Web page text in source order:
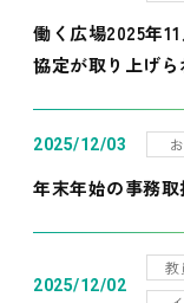
働く広場2025年
協定が取り上げ
2025/12/03
年末年始の事務
2025/12/02
教